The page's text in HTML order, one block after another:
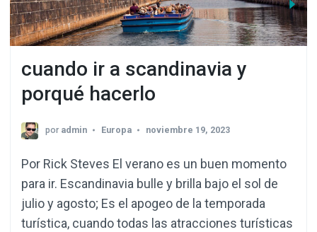
cuando ir a scandinavia y
porqué hacerlo
por admin Europa noviembre 19, 2023
Por Rick Steves El verano es un buen momento
para ir. Escandinavia bulle y brilla bajo el sol de
julio y agosto; Es el apogeo de la temporada
turística, cuando todas las atracciones turísticas